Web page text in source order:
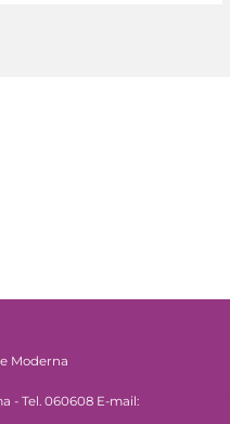
Moderna
- Tel. 060608 E-mail: